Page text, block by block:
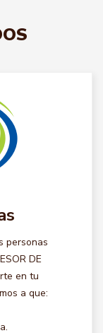
personas
DE
en tu
a que: